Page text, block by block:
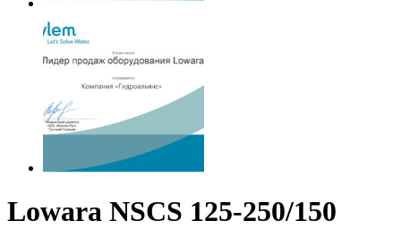
Lowara NSCS 125-250/150